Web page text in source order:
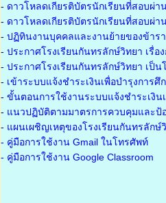
- ดาวโหลดเกียรติบัตรนักเรียนที่สอบผ่
- ดาวโหลดเกียรติบัตรนักเรียนที่สอบผ่
- ปฏิทินงานบุคคลและงานย้ายของข้าร
- ประกาศโรงเรียนกันทรลักษ์วิทยา เรื่
- ประกาศโรงเรียนกันทรลักษ์วิทยา เป็
- เข้าระบบแจ้งชำระเงินเพื่อบำรุงการศึ
- ขั้นตอนการใช้งานระบบแจ้งชำระเงิน
- แนวปฏิบัติตามมาตรการควบคุมและป้
- แผนเผชิญเหตุของโรงเรียนกันทรลัก
- คู่มือการใช้งาน Gmail ในโทรศัพท์
- คู่มือการใช้งาน Google Classroom